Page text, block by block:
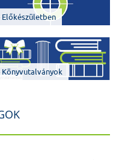
Előkészületben
Könyvutalványok